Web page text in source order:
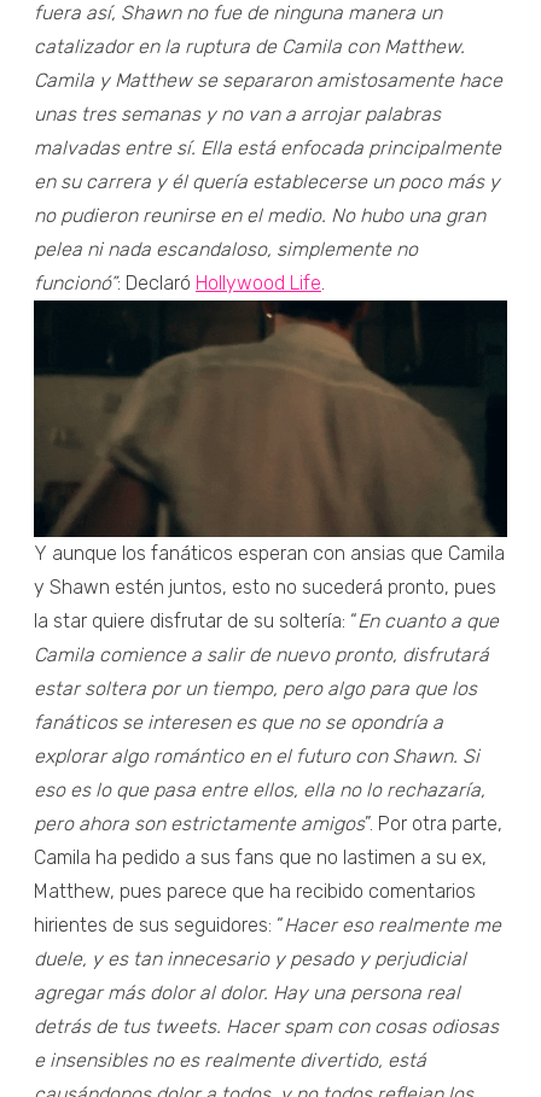
fuera así, Shawn no fue de ninguna manera un
catalizador en la ruptura de Camila con Matthew.
Camila y Matthew se separaron amistosamente hace
unas tres semanas y no van a arrojar palabras
malvadas entre sí. Ella está enfocada principalmente
en su carrera y él quería establecerse un poco más y
no pudieron reunirse en el medio. No hubo una gran
pelea ni nada escandaloso, simplemente no
funcionó”: Declaró Hollywood Life.
Y aunque los fanáticos esperan con ansias que Camila
y Shawn estén juntos, esto no sucederá pronto, pues
la star quiere disfrutar de su soltería: “En cuanto a que
Camila comience a salir de nuevo pronto, disfrutará
estar soltera por un tiempo, pero algo para que los
fanáticos se interesen es que no se opondría a
explorar algo romántico en el futuro con Shawn. Si
eso es lo que pasa entre ellos, ella no lo rechazaría,
pero ahora son estrictamente amigos”. Por otra parte,
Camila ha pedido a sus fans que no lastimen a su ex,
Matthew, pues parece que ha recibido comentarios
hirientes de sus seguidores: “Hacer eso realmente me
duele, y es tan innecesario y pesado y perjudicial
agregar más dolor al dolor. Hay una persona real
detrás de tus tweets. Hacer spam con cosas odiosas
e insensibles no es realmente divertido, está